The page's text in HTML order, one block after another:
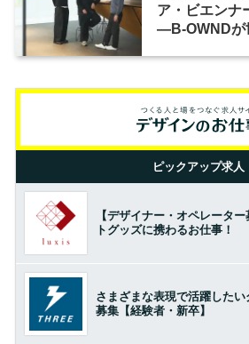
ア・ビエンナ
―B-OWNDが
ピックアップ求人
【デザイナー・オペレータ
トグッズに携わるお仕事！
さまざまな表現で活躍した
募集【経験者・新卒】